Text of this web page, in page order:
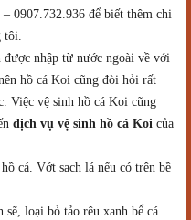
0907.732.936 để biết thêm chi
tôi.
nhập từ nước ngoài về với
hồ cá Koi cũng đòi hỏi rất
Việc vệ sinh hồ cá Koi cũng
dịch vụ vệ sinh hồ cá Koi của
cá. Vớt sạch lá nếu có trên bề
sẽ, loại bỏ tảo rêu xanh bể cá